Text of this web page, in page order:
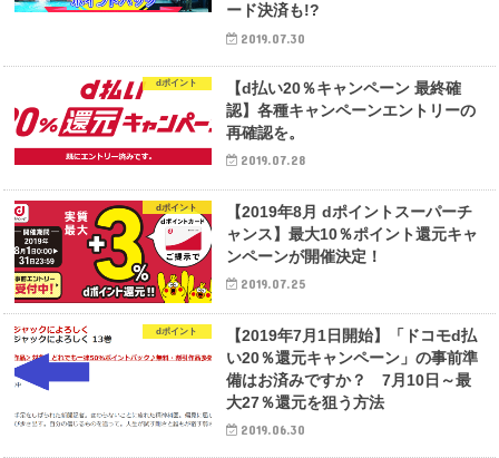
ード決済も!?
2019.07.30
dポイント
【d払い20％キャンペーン 最終確
認】各種キャンペーンエントリーの
再確認を。
2019.07.28
dポイント
【2019年8月 dポイントスーパーチ
ャンス】最大10％ポイント還元キャ
ンペーンが開催決定！
2019.07.25
dポイント
【2019年7月1日開始】「ドコモd払
い20％還元キャンペーン」の事前準
備はお済みですか？ 7月10日～最
大27％還元を狙う方法
2019.06.30